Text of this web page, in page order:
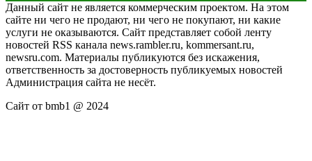
Данный сайт не является коммерческим проектом. На этом
сайте ни чего не продают, ни чего не покупают, ни какие
услуги не оказываются. Сайт представляет собой ленту
новостей RSS канала news.rambler.ru, kommersant.ru,
newsru.com. Материалы публикуются без искажения,
ответственность за достоверность публикуемых новостей
Администрация сайта не несёт.
Сайт от bmb1 @ 2024